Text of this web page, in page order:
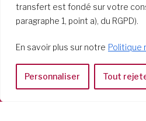
transfert est fondé sur votre
paragraphe 1, point a), du RGPD).
En savoir plus sur notre Politique
Personnaliser Tout
Società del
Tel: 06 58 23 03 32